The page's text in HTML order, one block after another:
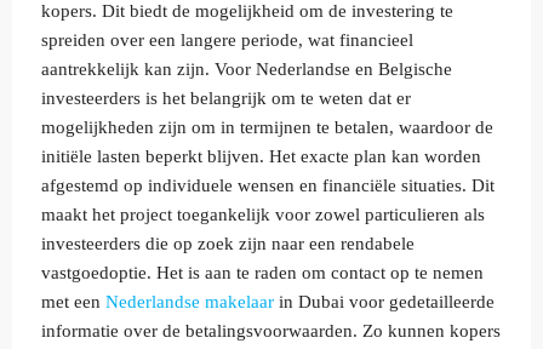
kopers. Dit biedt de mogelijkheid om de investering te
spreiden over een langere periode, wat financieel
aantrekkelijk kan zijn. Voor Nederlandse en Belgische
investeerders is het belangrijk om te weten dat er
mogelijkheden zijn om in termijnen te betalen, waardoor de
initiële lasten beperkt blijven. Het exacte plan kan worden
afgestemd op individuele wensen en financiële situaties. Dit
maakt het project toegankelijk voor zowel particulieren als
investeerders die op zoek zijn naar een rendabele
vastgoedoptie. Het is aan te raden om contact op te nemen
met een Nederlandse makelaar in Dubai voor gedetailleerde
informatie over de betalingsvoorwaarden. Zo kunnen kopers